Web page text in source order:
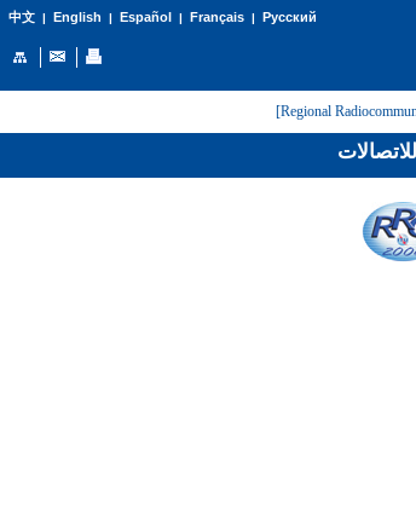
中文| English | Español | Français| Русский